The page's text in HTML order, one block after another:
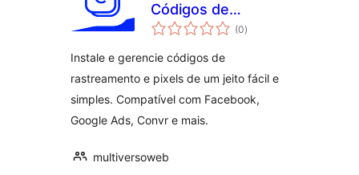
Códigos de
Rastreamento
(0საერთო
რეიტინგი
)
Instale e gerencie códigos de
rastreamento e pixels de um jeito fácil e
simples. Compatível com Facebook,
Google Ads, Convr e mais.
multiversoweb